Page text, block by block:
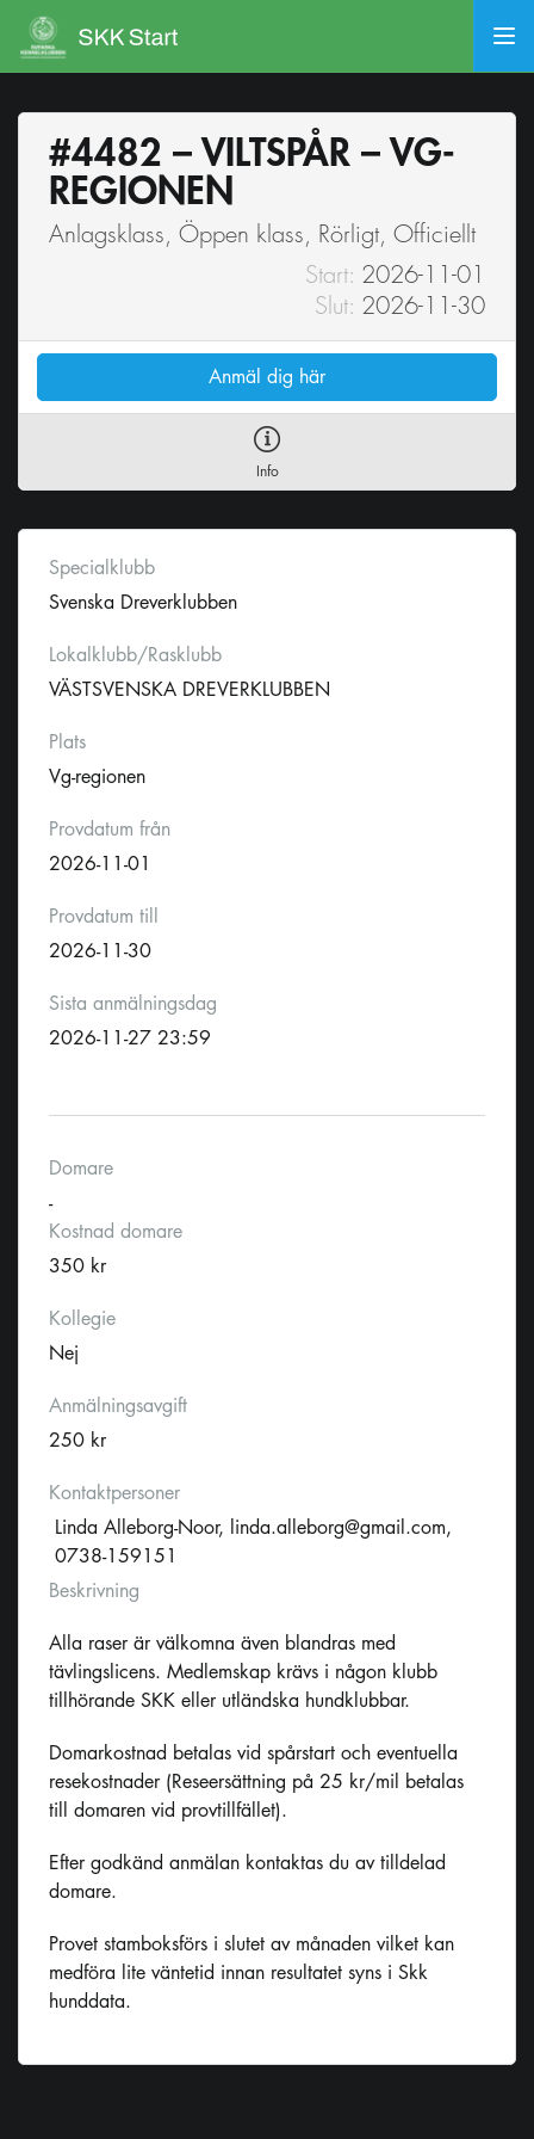
#4482 – VILTSPÅR – VG-
REGIONEN
Anlagsklass, Öppen klass, Rörligt, Officiellt
Start: 2026-11-01
Slut: 2026-11-30
Anmäl dig här
Info
Specialklubb
Svenska Dreverklubben
Lokalklubb/Rasklubb
VÄSTSVENSKA DREVERKLUBBEN
Plats
Vg-regionen
Provdatum från
2026-11-01
Provdatum till
2026-11-30
Sista anmälningsdag
2026-11-27 23:59
Domare
-
Kostnad domare
350 kr
Kollegie
Nej
Anmälningsavgift
250 kr
Kontaktpersoner
Linda Alleborg-Noor, linda.alleborg@gmail.com,
0738-159151
Beskrivning
Alla raser är välkomna även blandras med
tävlingslicens. Medlemskap krävs i någon klubb
tillhörande SKK eller utländska hundklubbar.
Domarkostnad betalas vid spårstart och eventuella
resekostnader (Reseersättning på 25 kr/mil betalas
till domaren vid provtillfället).
Efter godkänd anmälan kontaktas du av tilldelad
domare.
Provet stamboksförs i slutet av månaden vilket kan
medföra lite väntetid innan resultatet syns i Skk
hunddata.